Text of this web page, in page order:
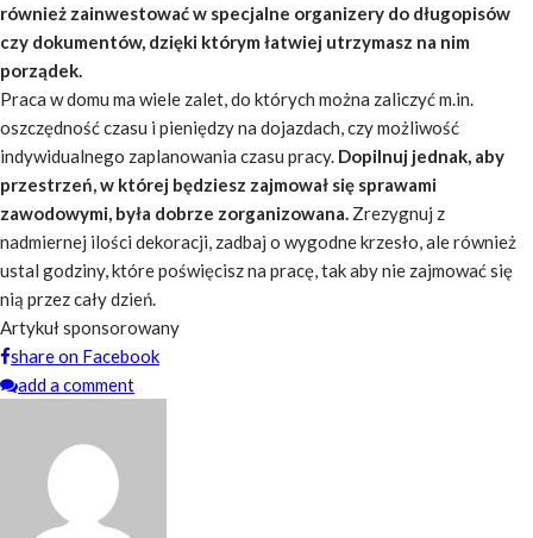
również zainwestować w specjalne organizery do długopisów
czy dokumentów, dzięki którym łatwiej utrzymasz na nim
porządek.
Praca w domu ma wiele zalet, do których można zaliczyć m.in.
oszczędność czasu i pieniędzy na dojazdach, czy możliwość
indywidualnego zaplanowania czasu pracy. Dopilnuj jednak, aby
przestrzeń, w której będziesz zajmował się sprawami
zawodowymi, była dobrze zorganizowana. Zrezygnuj z
nadmiernej ilości dekoracji, zadbaj o wygodne krzesło, ale również
ustal godziny, które poświęcisz na pracę, tak aby nie zajmować się
nią przez cały dzień.
Artykuł sponsorowany
share on Facebook
add a comment